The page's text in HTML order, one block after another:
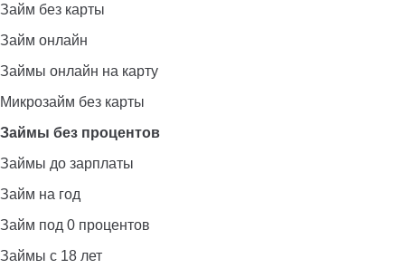
Займ без карты
Займ онлайн
Займы онлайн на карту
Микрозайм без карты
Займы без процентов
Займы до зарплаты
Займ на год
Займ под 0 процентов
Займы с 18 лет